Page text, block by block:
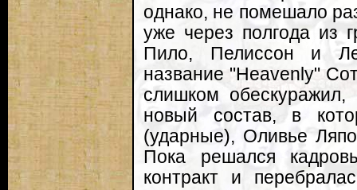
однако, не помешало
уже через полгода из
Пило, Пелиссон и
название "Heavenly"
слишком обескуражил,
новый состав, в
(ударные), Оливье
Пока решался
контракт и